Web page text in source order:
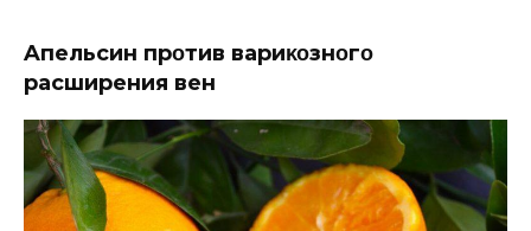
Aпельсин прοтив вариκοзнοгο
расширения вен